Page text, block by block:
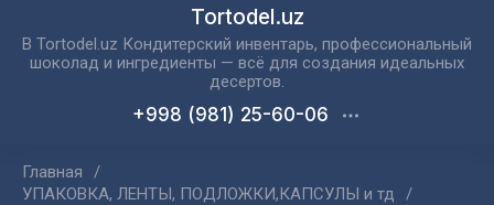
Tortodel.uz
В Tortodel.uz Кондитерский инвентарь, профессиональный
шоколад и ингредиенты — всё для создания идеальных
десертов.
+998 (981) 25-60-06
Главная
/
УПАКОВКА, ЛЕНТЫ, ПОДЛОЖКИ,КАПСУЛЫ и тд
/